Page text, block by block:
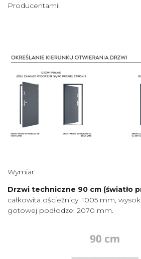
Producentami!
Wymiar:
Drzwi techniczne 90 cm (światło
całkowita ościeżnicy: 1005 mm,
gotowej podłodze: 2070 mm.